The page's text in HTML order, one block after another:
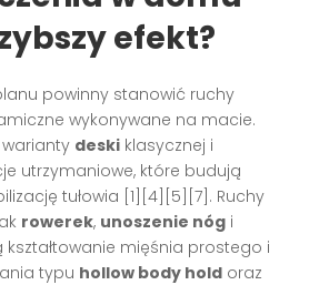
efekt?
powinny stanowić ruchy
wykonywane na macie.
deski klasycznej i
utrzymaniowe, które budują
tułowia [1][4][5][7]. Ruchy
rowerek, unoszenie nóg i
kształtowanie mięśnia prostego i
typu hollow body hold oraz